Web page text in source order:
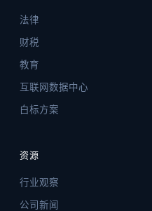
法律
财税
教育
互联网数据中心
白标方案
资源
行业观察
公司新闻